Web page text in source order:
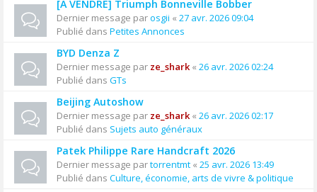
[A VENDRE] Triumph Bonneville Bobber
Dernier message parosgii « 27 avr. 2026 09:04
Publié dans Petites Annonces
BYD Denza Z
Dernier message par ze_shark« 26 avr. 2026 02:24
Publié dans GTs
Beijing Autoshow
Dernier message par ze_shark« 26 avr. 2026 02:17
Publié dans Sujets auto généraux
Patek Philippe Rare Handcraft 2026
Dernier message partorrentmt « 25 avr. 2026 13:49
Publié dans Culture, économie, arts de vivre & politique